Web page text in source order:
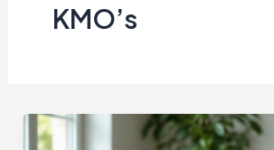
KMO’s